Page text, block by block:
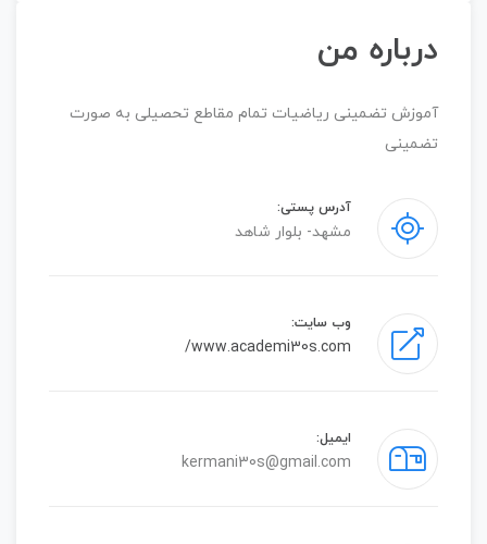
درباره من
آموزش تضمینی ریاضیات تمام مقاطع تحصیلی به صورت
تضمینی
آدرس پستی:
مشهد- بلوار شاهد
وب سایت:
www.academi30s.com/
ایمیل:
kermani30s@gmail.com